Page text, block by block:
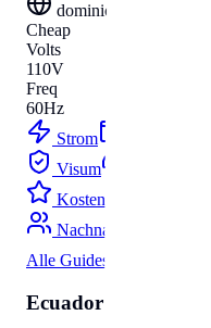
dominican-republic
Cheap
Volts
110V
Freq
60Hz
Strom
Visum
Kosten
Nachnamen
Alle Guides
Ecuador